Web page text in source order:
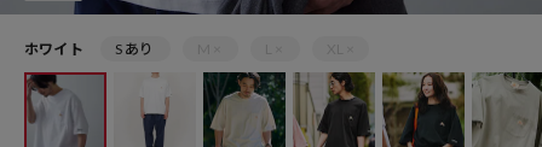
ホワイト S あり